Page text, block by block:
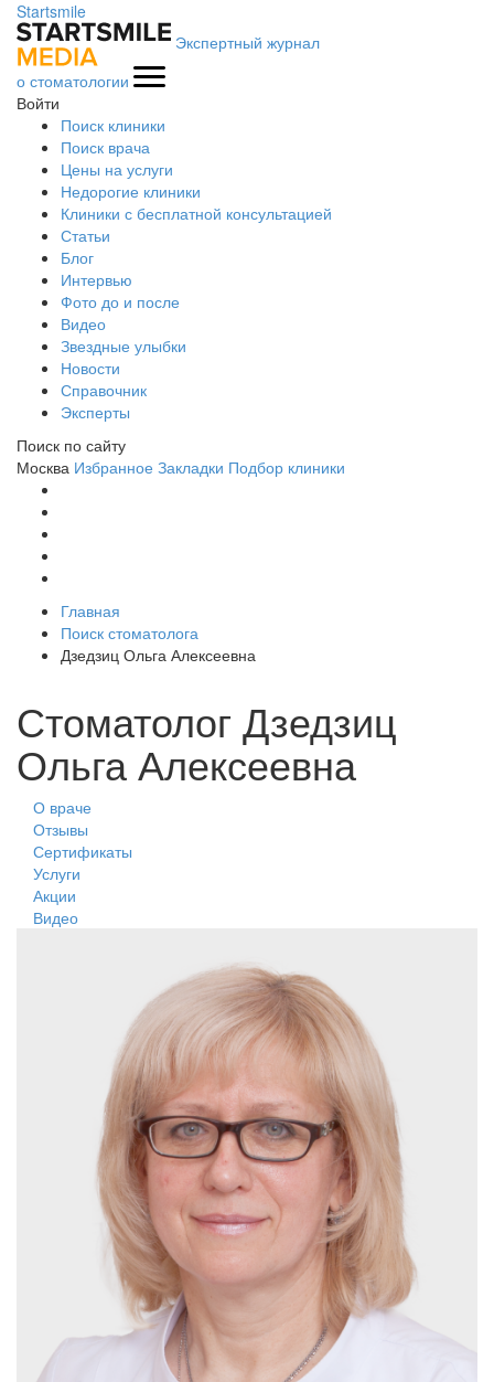
Startsmile
Экспертный журнал
о стоматологии
Войти
Поиск клиники
Поиск врача
Цены на услуги
Недорогие клиники
Клиники с бесплатной консультацией
Статьи
Блог
Интервью
Фото до и после
Видео
Звездные улыбки
Новости
Справочник
Эксперты
Поиск по сайту
Москва Избранное Закладки Подбор клиники
Главная
Поиск стоматолога
Дзедзиц Ольга Алексеевна
Стоматолог Дзедзиц
Ольга Алексеевна
О враче
Отзывы
Сертификаты
Услуги
Акции
Видео